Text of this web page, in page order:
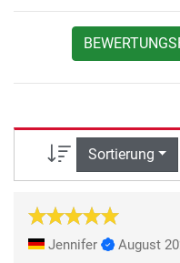
Sortierung
Jennifer August